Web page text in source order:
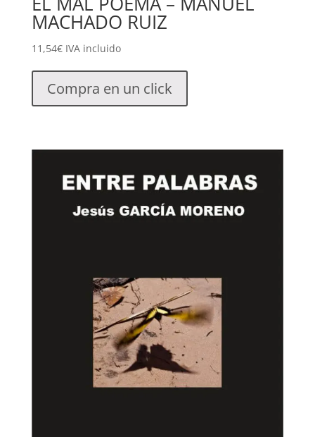
MACHADO RUIZ
11,54€ IVA incluido
Compra en un click